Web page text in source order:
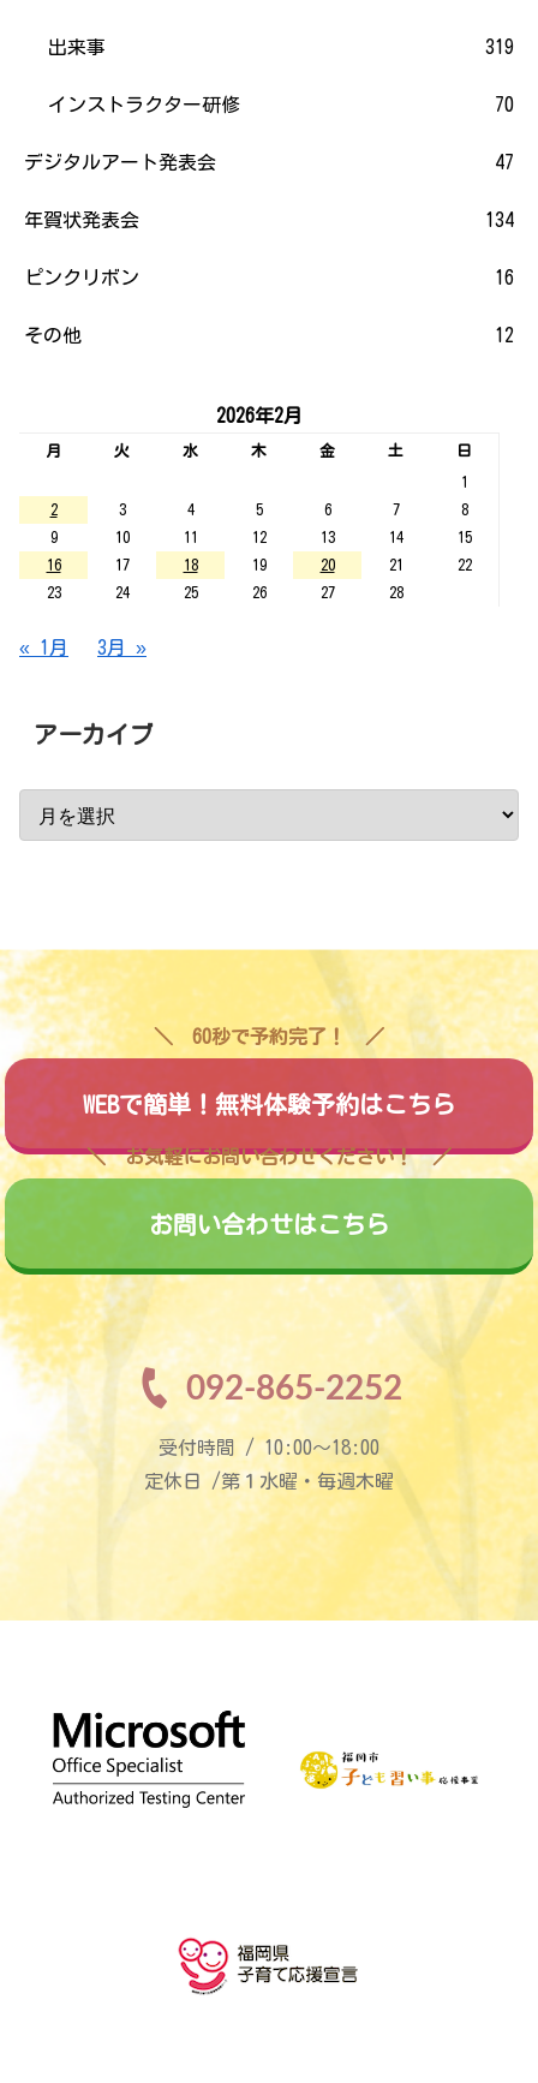
出来事 319
インストラクター研修 70
デジタルアート発表会 47
年賀状発表会 134
ピンクリボン 16
その他 12
2026年2月
月 火 水 木 金 土
日
1
2
3 4 5 6 7
8
9
10 11 12 13 14
15
16
17 18 19 20 21
22
23
24 25 26 27 28
« 1月 3月 »
アーカイブ
60秒で予約完了！
WEBで簡単！無料体験予約はこちら
お気軽にお問い合わせください！
お問い合わせはこちら
092-865-2252
受付時間 / 10:00〜18:00
定休日 /第１水曜・毎週木曜